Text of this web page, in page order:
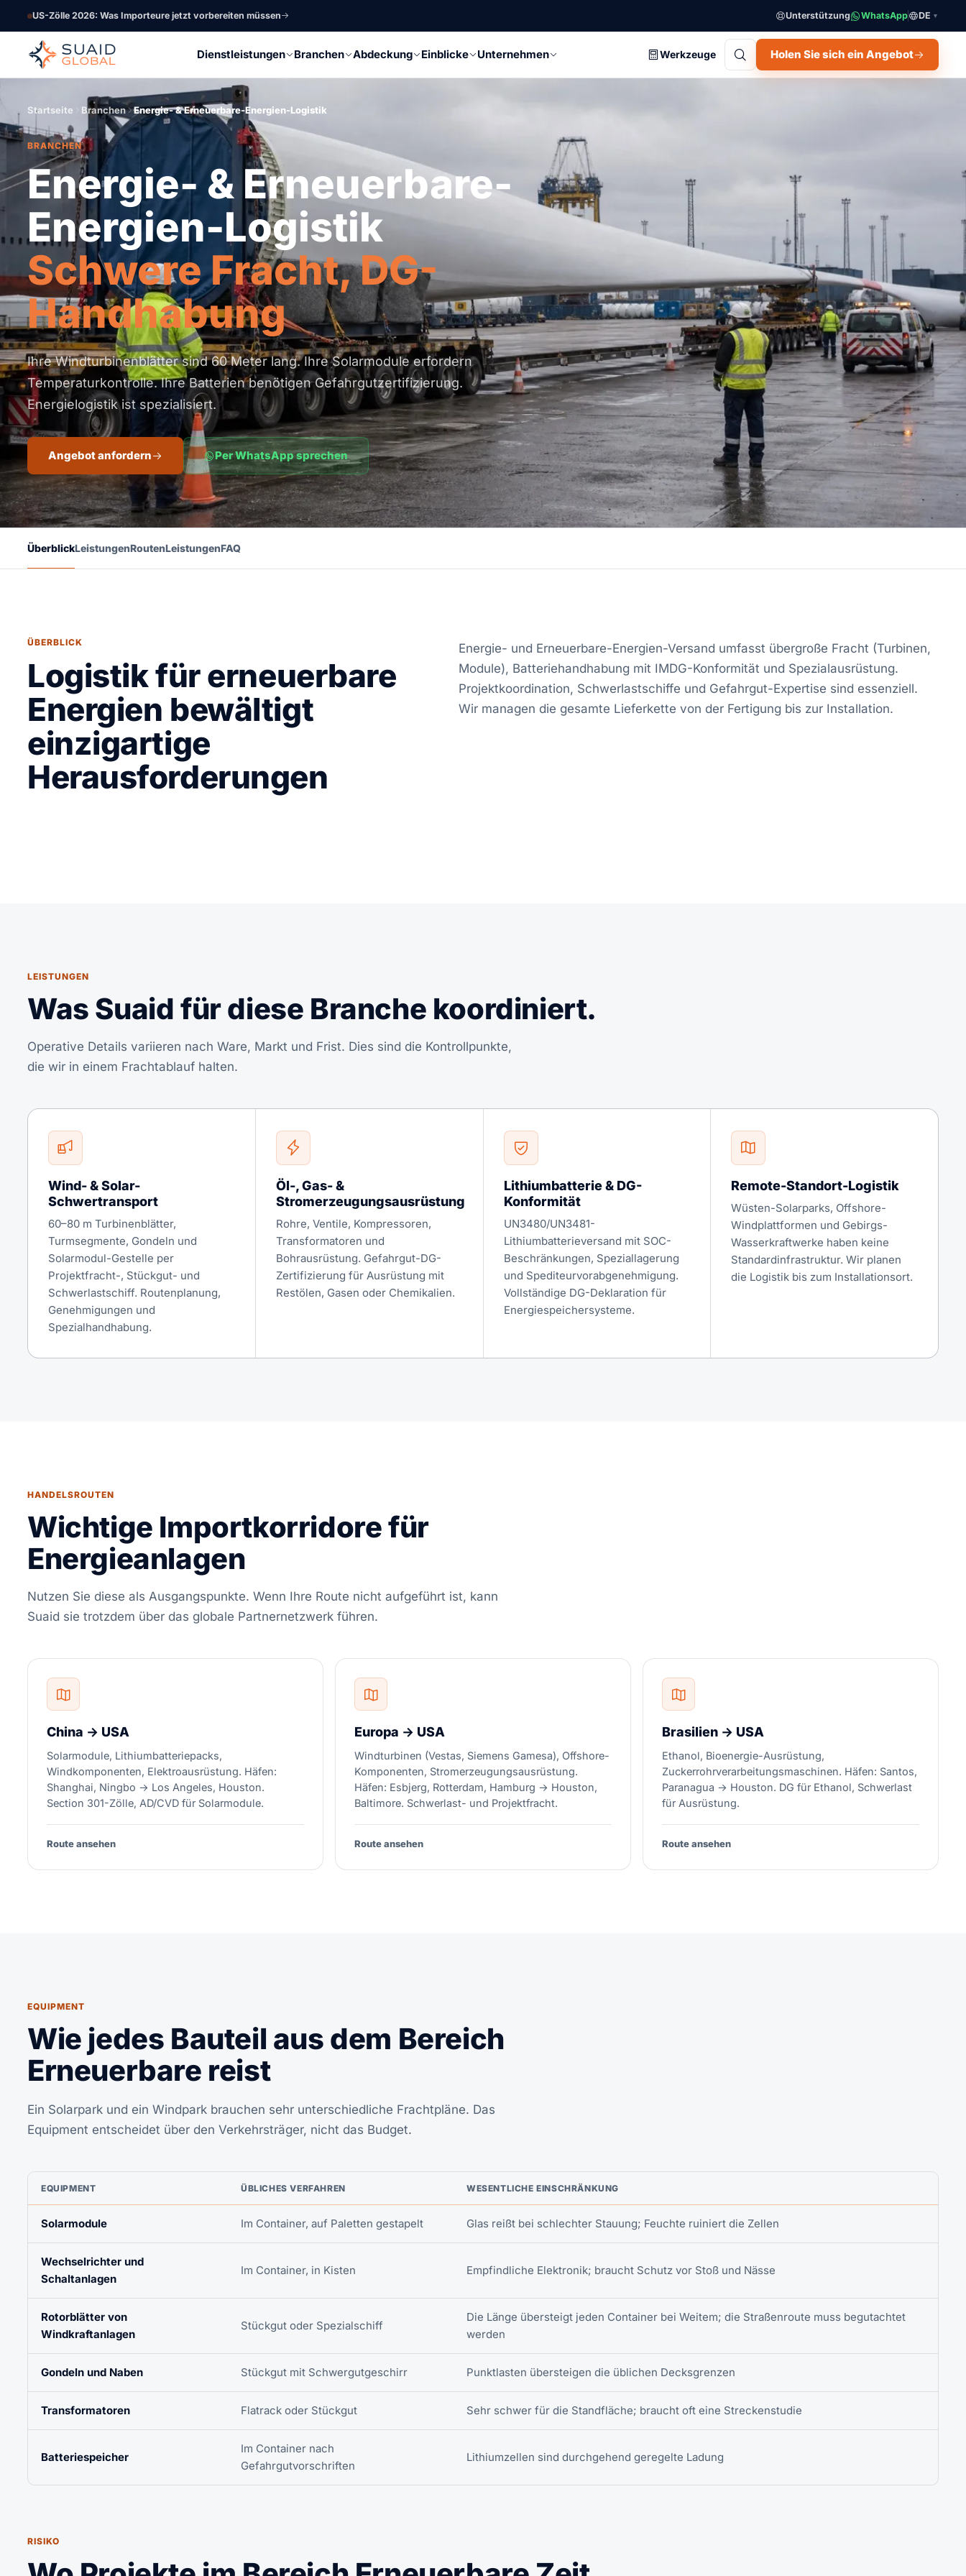
US-Zölle 2026: Was Importeure jetzt vorbereiten müssen Unterstützung WhatsApp DE ▼
Dienstleistungen Branchen Abdeckung Einblicke Unternehmen Werkzeuge Holen Sie sich ein Angebot
Startseite Branchen Energie- & Erneuerbare-Energien-Logistik
BRANCHEN
Energie- & Erneuerbare-
Energien-Logistik
Schwere Fracht, DG-
Handhabung
Ihre Windturbinenblätter sind 60 Meter lang. Ihre Solarmodule erfordern
Temperaturkontrolle. Ihre Batterien benötigen Gefahrgutzertifizierung.
Energielogistik ist spezialisiert.
Angebot anfordern Per WhatsApp sprechen
ÜberblickLeistungenRoutenLeistungenFAQ
ÜBERBLICK
Logistik für erneuerbare
Energien bewältigt
einzigartige
Herausforderungen
Energie- und Erneuerbare-Energien-Versand umfasst übergroße Fracht (Turbinen,
Module), Batteriehandhabung mit IMDG-Konformität und Spezialausrüstung.
Projektkoordination, Schwerlastschiffe und Gefahrgut-Expertise sind essenziell.
Wir managen die gesamte Lieferkette von der Fertigung bis zur Installation.
LEISTUNGEN
Was Suaid für diese Branche koordiniert.
Operative Details variieren nach Ware, Markt und Frist. Dies sind die Kontrollpunkte,
die wir in einem Frachtablauf halten.
Wind- & Solar-
Schwertransport
60–80 m Turbinenblätter,
Turmsegmente, Gondeln und
Solarmodul-Gestelle per
Projektfracht-, Stückgut- und
Schwerlastschiff. Routenplanung,
Genehmigungen und
Spezialhandhabung.
Öl-, Gas- &
Stromerzeugungsausrüstung
Rohre, Ventile, Kompressoren,
Transformatoren und
Bohrausrüstung. Gefahrgut-DG-
Zertifizierung für Ausrüstung mit
Restölen, Gasen oder Chemikalien.
Lithiumbatterie & DG-
Konformität
UN3480/UN3481-
Lithiumbatterieversand mit SOC-
Beschränkungen, Speziallagerung
und Spediteurvorabgenehmigung.
Vollständige DG-Deklaration für
Energiespeichersysteme.
Remote-Standort-Logistik
Wüsten-Solarparks, Offshore-
Windplattformen und Gebirgs-
Wasserkraftwerke haben keine
Standardinfrastruktur. Wir planen
die Logistik bis zum Installationsort.
HANDELSROUTEN
Wichtige Importkorridore für
Energieanlagen
Nutzen Sie diese als Ausgangspunkte. Wenn Ihre Route nicht aufgeführt ist, kann
Suaid sie trotzdem über das globale Partnernetzwerk führen.
China → USA
Solarmodule, Lithiumbatteriepacks,
Windkomponenten, Elektroausrüstung. Häfen:
Shanghai, Ningbo → Los Angeles, Houston.
Section 301-Zölle, AD/CVD für Solarmodule.
Route ansehen
Europa → USA
Windturbinen (Vestas, Siemens Gamesa), Offshore-
Komponenten, Stromerzeugungsausrüstung.
Häfen: Esbjerg, Rotterdam, Hamburg → Houston,
Baltimore. Schwerlast- und Projektfracht.
Route ansehen
Brasilien → USA
Ethanol, Bioenergie-Ausrüstung,
Zuckerrohrverarbeitungsmaschinen. Häfen: Santos,
Paranagua → Houston. DG für Ethanol, Schwerlast
für Ausrüstung.
Route ansehen
EQUIPMENT
Wie jedes Bauteil aus dem Bereich
Erneuerbare reist
Ein Solarpark und ein Windpark brauchen sehr unterschiedliche Frachtpläne. Das
Equipment entscheidet über den Verkehrsträger, nicht das Budget.
EQUIPMENT ÜBLICHES VERFAHREN WESENTLICHE EINSCHRÄNKUNG
Solarmodule Im Container, auf Paletten gestapelt Glas reißt bei schlechter Stauung; Feuchte ruiniert die Zellen
Wechselrichter und
Schaltanlagen
Im Container, in Kisten Empfindliche Elektronik; braucht Schutz vor Stoß und Nässe
Rotorblätter von
Windkraftanlagen
Stückgut oder Spezialschiff
Die Länge übersteigt jeden Container bei Weitem; die Straßenroute muss begutachtet
werden
Gondeln und Naben Stückgut mit Schwergutgeschirr Punktlasten übersteigen die üblichen Decksgrenzen
Transformatoren Flatrack oder Stückgut Sehr schwer für die Standfläche; braucht oft eine Streckenstudie
Batteriespeicher
Im Container nach
Gefahrgutvorschriften
Lithiumzellen sind durchgehend geregelte Ladung
RISIKO